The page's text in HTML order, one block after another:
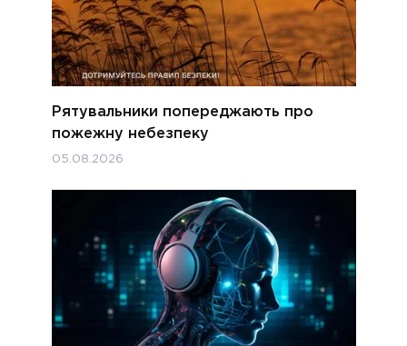
Рятувальники попереджають про
пожежну небезпеку
05.08.2026